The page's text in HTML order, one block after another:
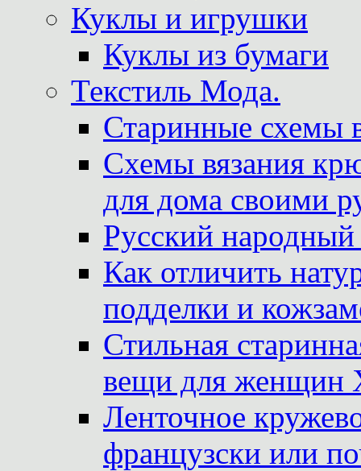
Куклы и игрушки
Куклы из бумаги
Текстиль Мода.
Старинные схемы
Схемы вязания
для дома своими
Русский
Как отличить
подделки и
Стильная
вещи для женщин
Ленточное
французски или